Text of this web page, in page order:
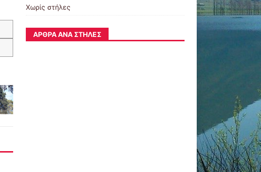
Χωρίς στήλες
ΆΡΘΡΑ ΑΝΆ ΣΤΉΛΕΣ